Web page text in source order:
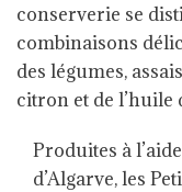
conserverie se
combinaisons
des légumes,
citron et de l’huile
Produites à
d’Algarve, les